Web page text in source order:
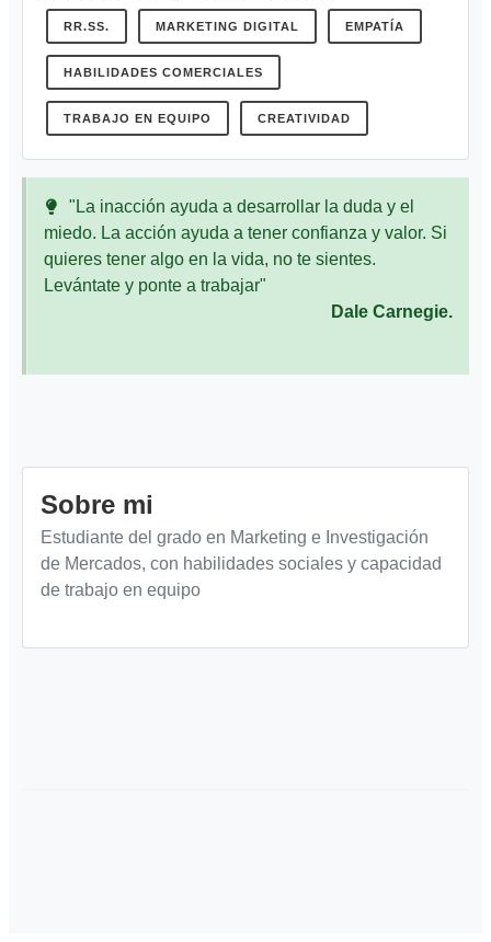
RR.SS. MARKETING DIGITAL EMPATÍA
HABILIDADES COMERCIALES
TRABAJO EN EQUIPO CREATIVIDAD
"La inacción ayuda a desarrollar la duda y el
miedo. La acción ayuda a tener confianza y valor. Si
quieres tener algo en la vida, no te sientes.
Levántate y ponte a trabajar"
Dale Carnegie.
Sobre mi
Estudiante del grado en Marketing e Investigación
de Mercados, con habilidades sociales y capacidad
de trabajo en equipo